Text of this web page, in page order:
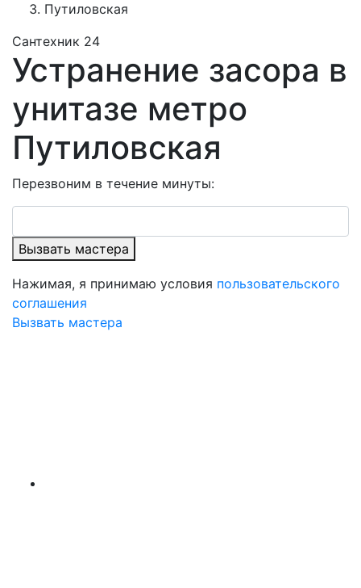
Путиловская
Сантехник 24
Устранение засора в
унитазе метро
Путиловская
Перезвоним в течение минуты:
Вызвать мастера
Нажимая, я принимаю условия пользовательского
соглашения
Вызвать мастера